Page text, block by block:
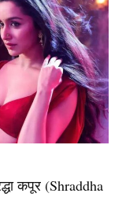
कपूर (Shraddha